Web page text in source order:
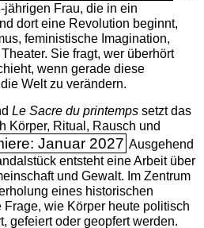
jährigen Frau, die in ein
dort eine Revolution beginnt,
feministische Imagination,
Sie fragt, wer überhört
wenn gerade diese
Welt zu verändern.
Le Sacre du printempssetzt das
Körper, Ritual, Rausch und
Januar 2027 Ausgehend
entsteht eine Arbeit über
und Gewalt. Im Zentrum
eines historischen
Frage, wie Körper heute politisch
gefeiert oder geopfert werden.